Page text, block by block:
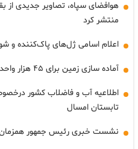
هوافضای سپاه، تصاویر جدیدی از
منتشر کرد
اعلام اسامی ژل‌های پاک‌کننده و
آماده سازی زمین برای ۴۵ هزار واحد مسکن محرومان
اطلاعیه آب و فاضلاب کشور
تابستان امسال
نشست خبری رئیس جمهور همزمان